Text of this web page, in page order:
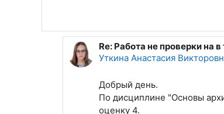
回复Тверсков Тимофей
Re: Работа не проверки на
Уткина Анастасия
Добрый день.
По дисциплине "Основы
оценку 4.